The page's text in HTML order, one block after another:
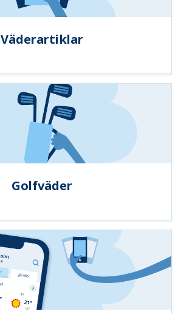
Väderartiklar
Golfväder